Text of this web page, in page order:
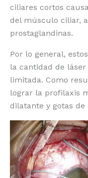
ciliares cortos
del músculo ciliar,
prostaglandinas.
Por lo general,
la cantidad de
limitada. Como
lograr la profilaxis
dilatante y gotas de